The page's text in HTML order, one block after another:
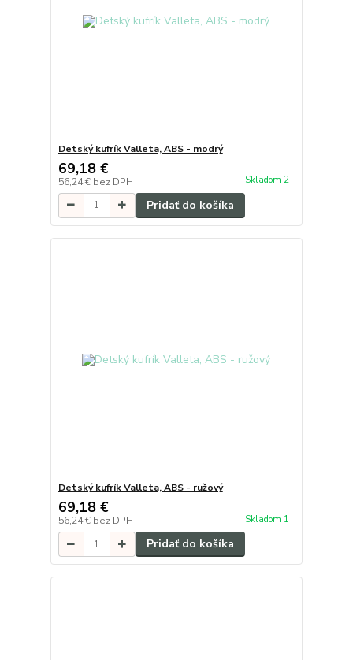
Detský kufrík Valleta, ABS - modrý
69,18 €
56,24 € bez DPH Skladom 2
Pridať do košíka
Detský kufrík Valleta, ABS - ružový
69,18 €
56,24 € bez DPH Skladom 1
Pridať do košíka